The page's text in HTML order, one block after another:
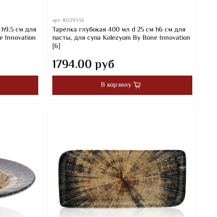
см для
Innovation
арт.81229336
Тарелка глубокая 400 мл d 25 см h6 см для
пасты, для супа Kolezyum By Bone Innovation
[6]
1794.00 руб
В корзину